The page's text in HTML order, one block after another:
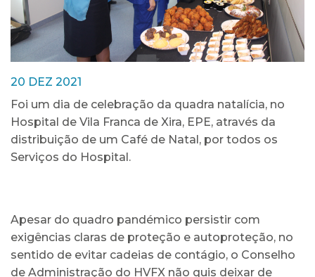
20 DEZ 2021
Foi um dia de celebração da quadra natalícia, no
Hospital de Vila Franca de Xira, EPE, através da
distribuição de um Café de Natal, por todos os
Serviços do Hospital.
Apesar do quadro pandémico persistir com
exigências claras de proteção e autoproteção, no
sentido de evitar cadeias de contágio, o Conselho
de Administração do HVFX não quis deixar de